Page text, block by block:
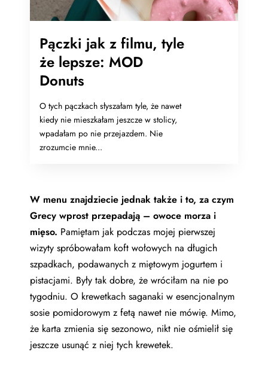
Pączki jak z filmu, tyle
że lepsze: MOD
Donuts
O tych pączkach słyszałam tyle, że nawet
kiedy nie mieszkałam jeszcze w stolicy,
wpadałam po nie przejazdem. Nie
zrozumcie mnie...
W menu znajdziecie jednak także i to, za czym
Grecy wprost przepadają – owoce morza i
mięso. Pamiętam jak podczas mojej pierwszej
wizyty spróbowałam koft wołowych na długich
szpadkach, podawanych z miętowym jogurtem i
pistacjami. Były tak dobre, że wróciłam na nie po
tygodniu. O krewetkach saganaki w esencjonalnym
sosie pomidorowym z fetą nawet nie mówię. Mimo,
że karta zmienia się sezonowo, nikt nie ośmielił się
jeszcze usunąć z niej tych krewetek.